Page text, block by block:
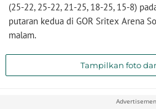
(25-22, 25-22, 21-25, 18-25, 15-8)
putaran kedua di GOR Sritex Arena
malam.
Tampilkan foto